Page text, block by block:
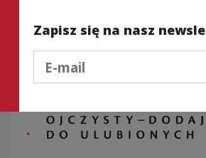
Zapisz się na nasz